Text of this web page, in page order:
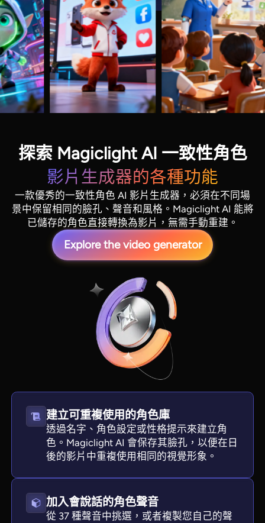
View all tools
探索 Magiclight AI 一致性角色
影片生成器的各種功能
一款優秀的一致性角色 AI 影片生成器，必須在不同場
景中保留相同的臉孔、聲音和風格。Magiclight AI 能將
已儲存的角色直接轉換為影片，無需手動重建。
Explore the video generator
建立可重複使用的角色庫
透過名字、角色設定或性格提示來建立角
色。Magiclight AI 會保存其臉孔，以便在日
後的影片中重複使用相同的視覺形象。
加入會說話的角色聲音
從 37 種聲音中挑選，或者複製您自己的聲